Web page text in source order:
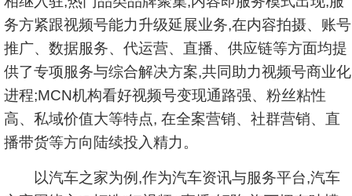
务方紧跟视频号能力升级延展业务,在内容拍摄、账号
推广、数据服务、代运营、直播、供应链等方面均提
供了专项服务与综合解决方案,共同助力视频号商业化
进程;MCN机构看好视频号变现通路强、粉丝粘性
高、私域价值大等特点, 在全案营销、社群营销、直
播带货等方向陆续投入精力。
以汽车之家为例,作为汽车资讯与服务平台,汽车